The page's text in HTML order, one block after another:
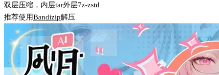
双层压缩，内层tar外层7z-zstd
推荐使用Bandizip解压